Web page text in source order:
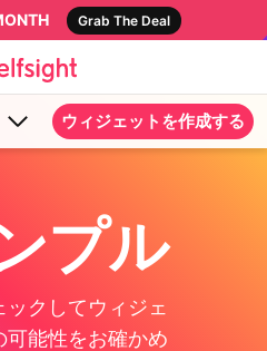
Grab The Deal
ウィジェットを作成する
プル
クしてウィジェ
可能性をお確かめ